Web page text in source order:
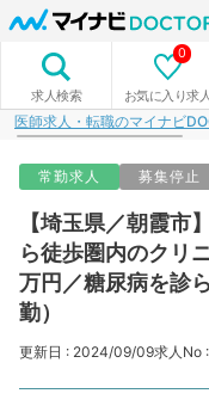
求人検索 お気に入り求人
0
医師求人・転職のマイナビ
常勤求人 募集停止
【埼玉県／朝霞市
ら徒歩圏内のクリ
万円／糖尿病を診
勤）
更新日 : 2024/09/09求人No